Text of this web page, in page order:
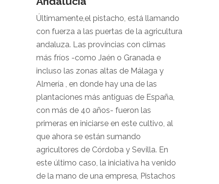
Últimamente,el pistacho, está llamando
con fuerza a las puertas de la agricultura
andaluza. Las provincias con climas
más fríos -como Jaén o Granada e
incluso las zonas altas de Málaga y
Almería , en donde hay una de las
plantaciones más antiguas de España,
con más de 40 años- fueron las
primeras en iniciarse en este cultivo, al
que ahora se están sumando
agricultores de Córdoba y Sevilla. En
este último caso, la iniciativa ha venido
de la mano de una empresa, Pistachos